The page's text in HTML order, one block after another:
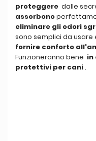
proteggere dalle
assorbono
eliminare gli odori
sono semplici da usare
fornire conforto
Funzioneranno bene in
protettivi per cani.